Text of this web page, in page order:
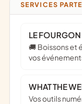
SERVICES
LE FOURGON
🚚 Boissons et épicerie consignées, livrées et reprises pour
vos
WHAT THE
Vos outils numériques au service de votre mission : site web,